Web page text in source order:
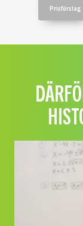
Prisförslag